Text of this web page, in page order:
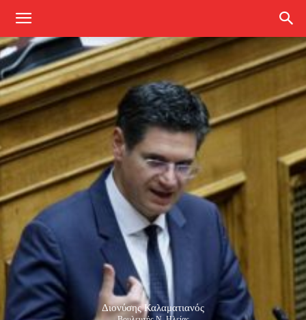
Διονύσης Καλαματιανός